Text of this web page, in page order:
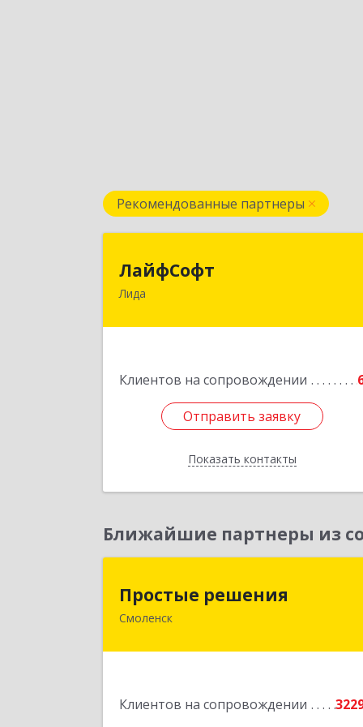
Рекомендованные партнеры
ЛайфСофт
Лида
Клиентов на сопровождении
Отправить заявку
Показать контакты
231300, Республика Беларусь, г.Лида,
Отправить заявку
Назад
Ближайшие партнеры из
Простые решения
Смоленск
Клиентов на сопровождении
214015, Смоленская обл, Смоленск г,